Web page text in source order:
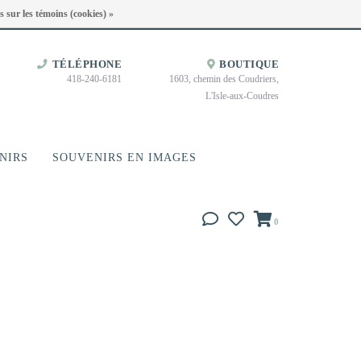
Heures d'ouverture : Disponible sur Google
TÉLÉPHONE
418-240-6181
BOUTIQUE
1603, chemin des Coudriers,
L'Isle-aux-Coudres
SOUVENIRS EN IMAGES
0
sur les témoins (cookies) »